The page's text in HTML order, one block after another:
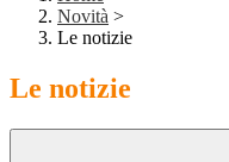
Novità >
Le notizie
Le notizie